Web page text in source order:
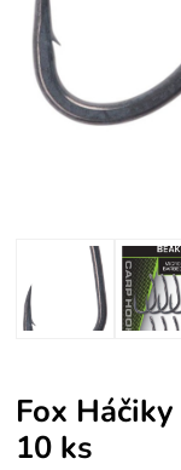
Fox
10 ks